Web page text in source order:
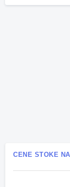
CENE STOKE